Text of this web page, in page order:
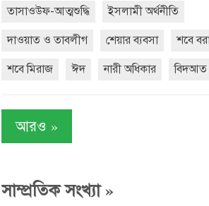
তাসাওউফ-আত্মশুদ্ধি ইসলামী অর্থনীতি
দাওয়াত ও তাবলীগ শেয়ার ব্যবসা শবে
শবে মিরাজ ঈদ নারী অধিকার বিদআত
আরও »
সাম্প্রতিক সংখ্যা»